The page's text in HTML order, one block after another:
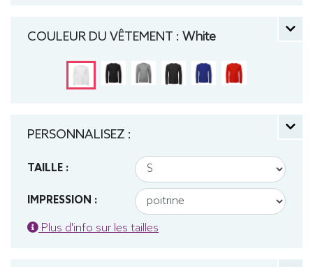
COULEUR DU VÊTEMENT : White
PERSONNALISEZ :
TAILLE :
IMPRESSION :
Plus d'info sur les tailles